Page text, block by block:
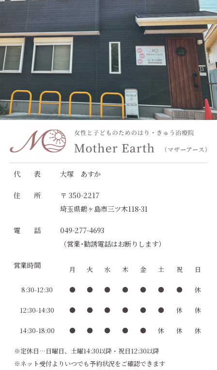
代 表 大塚 あすか
住 所
〒 350-2217
埼玉県鶴ヶ島市三ツ木118-31
電 話
049-277-4693
（営業･勧誘電話はお断りします）
営業時間 月 火 水 木 金 土 祝 日
8:30-12:30 ● ● ● ● ● ● ● 休
12:30-14:30 ● ● ● ● ● ● 休 休
14:30-18:00 ● ● ● ● ● 休 休 休
※定休日…日曜日、土曜14:30以降・祝日12:30以降
※ネット受付よりいつでも予約状況をご確認できます